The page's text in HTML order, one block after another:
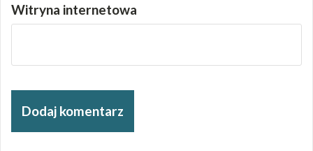
Witryna internetowa